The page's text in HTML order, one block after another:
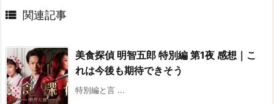
 関連記事
美食探偵 明智五郎 特別編 第1夜 感想｜こ
れは今後も期待できそう
特別編と言 ...